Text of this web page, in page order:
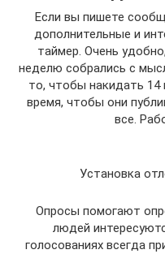
Если вы пишете
дополнительные и
таймер. Очень
неделю собрались с
то, чтобы накидать
время, чтобы они
все.
Установка
Опросы помогают
людей
голосованиях всегда